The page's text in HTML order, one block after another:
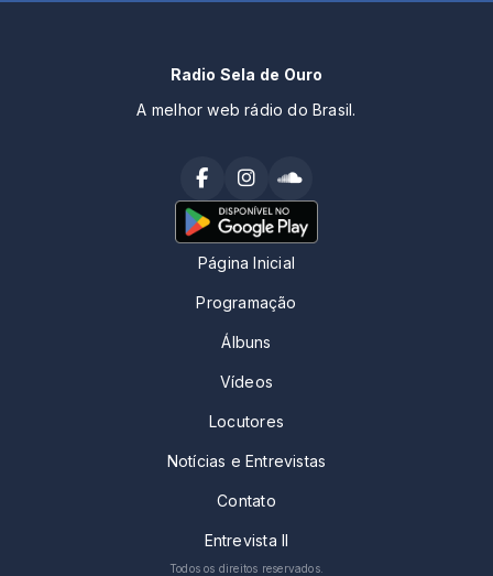
Radio Sela de Ouro
A melhor web rádio do Brasil.
Página Inicial
Programação
Álbuns
Vídeos
Locutores
Notícias e Entrevistas
Contato
Entrevista II
Todos os direitos reservados.